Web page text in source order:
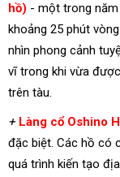
hồ) - một trong năm
khoảng 25 phút
nhìn phong cảnh
vĩ trong khi vừa
trên tàu.
+ Làng cổ Oshino
đặc biệt. Các hồ có
quá trình kiến tạo